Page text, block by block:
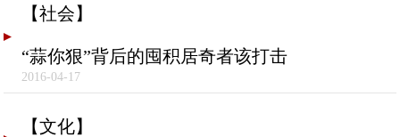
【社会】
“蒜你狠”背后的囤积居奇者该打击
2016-04-17
【文化】